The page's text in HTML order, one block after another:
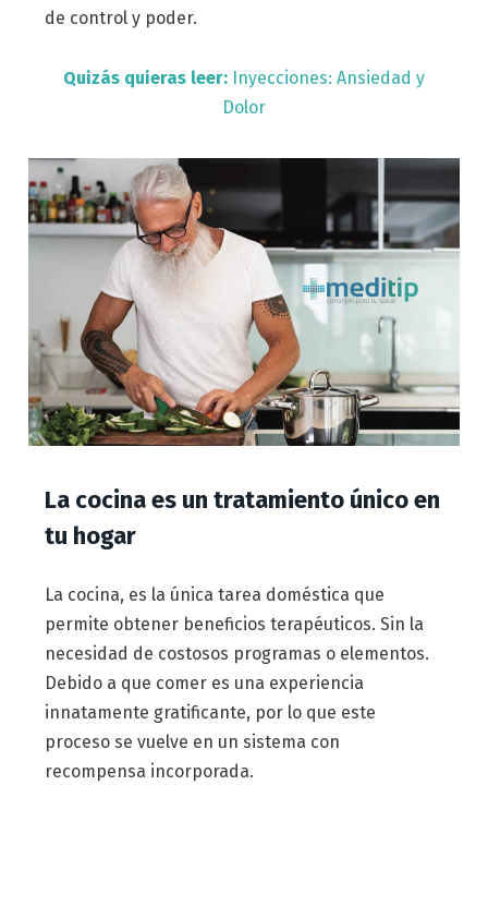
de control y poder.
Quizás quieras leer: Inyecciones: Ansiedad y
Dolor
La cocina es un tratamiento único en
tu hogar
La cocina, es la única tarea doméstica que
permite obtener beneficios terapéuticos. Sin la
necesidad de costosos programas o elementos.
Debido a que comer es una experiencia
innatamente gratificante, por lo que este
proceso se vuelve en un sistema con
recompensa incorporada.